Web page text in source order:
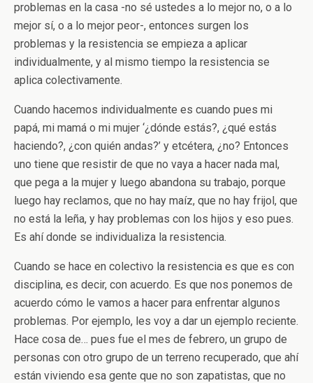
problemas en la casa -no sé ustedes a lo mejor no, o a lo
mejor sí, o a lo mejor peor-, entonces surgen los
problemas y la resistencia se empieza a aplicar
individualmente, y al mismo tiempo la resistencia se
aplica colectivamente.
Cuando hacemos individualmente es cuando pues mi
papá, mi mamá o mi mujer ‘¿dónde estás?, ¿qué estás
haciendo?, ¿con quién andas?’ y etcétera, ¿no? Entonces
uno tiene que resistir de que no vaya a hacer nada mal,
que pega a la mujer y luego abandona su trabajo, porque
luego hay reclamos, que no hay maíz, que no hay frijol, que
no está la leña, y hay problemas con los hijos y eso pues.
Es ahí donde se individualiza la resistencia.
Cuando se hace en colectivo la resistencia es que es con
disciplina, es decir, con acuerdo. Es que nos ponemos de
acuerdo cómo le vamos a hacer para enfrentar algunos
problemas. Por ejemplo, les voy a dar un ejemplo reciente.
Hace cosa de… pues fue el mes de febrero, un grupo de
personas con otro grupo de un terreno recuperado, que ahí
están viviendo esa gente que no son zapatistas, que no